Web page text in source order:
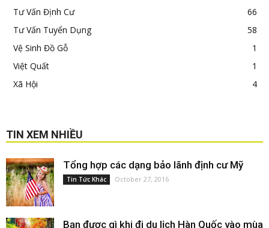
Tư Vấn Định Cư
66
Tư Vấn Tuyển Dụng
58
Vệ Sinh Đồ Gỗ
1
Việt Quất
1
Xã Hội
4
TIN XEM NHIỀU
Tổng hợp các dạng bảo lãnh định cư Mỹ
Tin Tức Khác October 27, 2016
Bạn được gì khi đi du lịch Hàn Quốc vào mùa